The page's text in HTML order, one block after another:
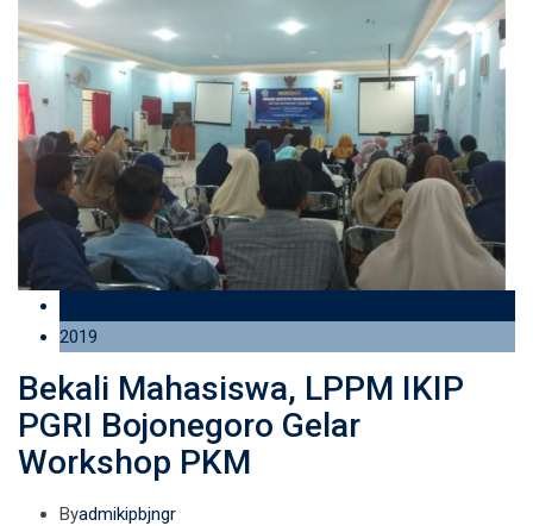
2019
Bekali Mahasiswa, LPPM IKIP
PGRI Bojonegoro Gelar
Workshop PKM
Byadmikipbjngr